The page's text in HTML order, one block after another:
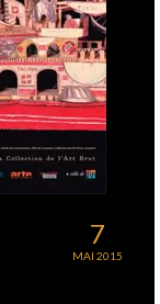
7
MAI 2015